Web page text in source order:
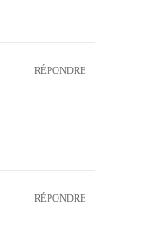
RÉPONDRE
RÉPONDRE